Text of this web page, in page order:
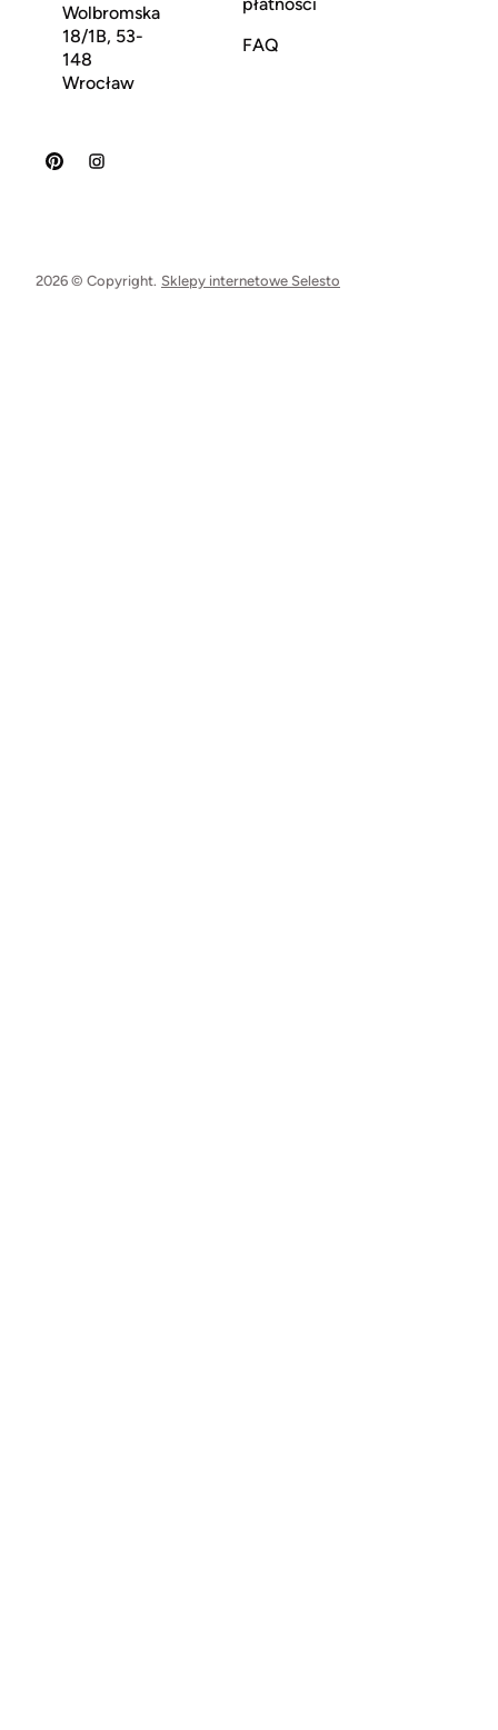
Wolbromska
18/1B, 53-
148
Wrocław
płatności
FAQ
2026 © Copyright. Sklepy internetowe Selesto